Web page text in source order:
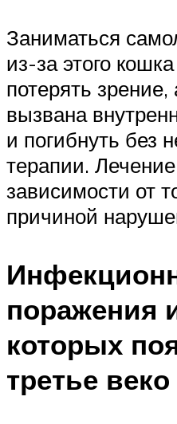
Заниматься
из-за этого
потерять
вызвана
и погибнуть без
терапии.
зависимости от
причиной
поражения
которых
третье веко